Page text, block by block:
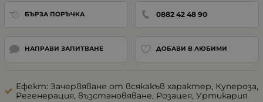
БЪРЗА ПОРЪЧКА 0882 42 48 90
НАПРАВИ ЗАПИТВАНЕ ДОБАВИ В ЛЮБИМИ
Ефект: Зачервяване от всякакъв характер, Купероза,
Регенерация, възстановяване, Розацея, Уртикария